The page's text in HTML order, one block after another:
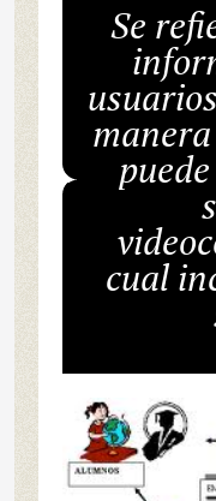
Se
cual